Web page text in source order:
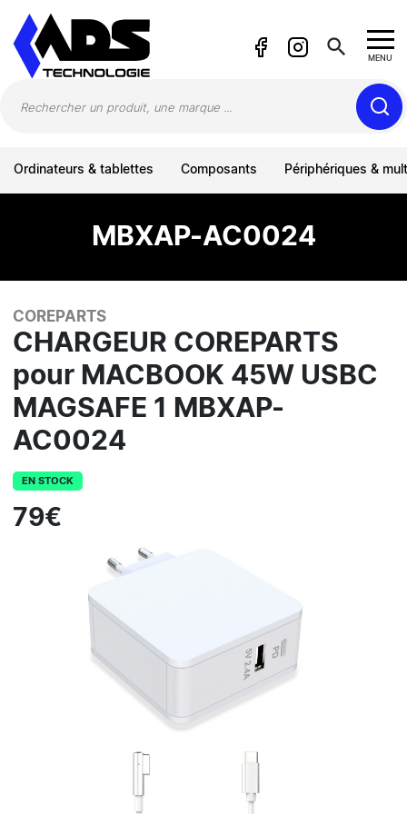
search MENU
Ordinateurs & tablettes Composants Périphériques &
MBXAP-AC0024
COREPARTS
CHARGEUR COREPARTS
pour MACBOOK 45W USBC
MAGSAFE 1 MBXAP-
AC0024
EN STOCK
79€